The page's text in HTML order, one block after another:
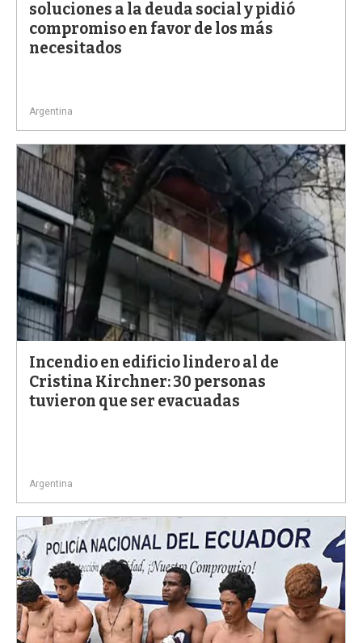
soluciones a la deuda social y pidió
compromiso en favor de los más
necesitados
Argentina
Incendio en edificio lindero al de
Cristina Kirchner: 30 personas
tuvieron que ser evacuadas
Argentina